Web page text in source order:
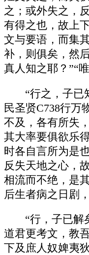
之；或外失之，
有得之也，故上
文与要语，而集
补，则俱矣，然
真人知之耶？”“
“行之，子已
民圣贤C738行万
不及，各有所失
其大率要俱欲乐
时各自言所为是
反失天地之心，
相流而不绝，是
后生者病之日剧
“行，子已解
道君更考文，教
下及庶人奴婢夷